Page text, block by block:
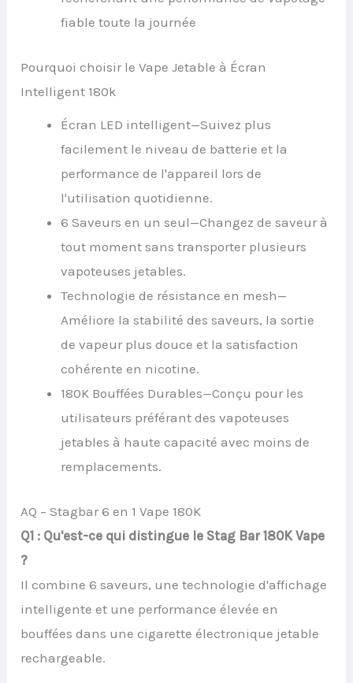
fiable toute la journée
Pourquoi choisir le Vape Jetable à Écran
Intelligent 180k
Écran LED intelligent—Suivez plus
facilement le niveau de batterie et la
performance de l'appareil lors de
l'utilisation quotidienne.
6 Saveurs en un seul—Changez de saveur à
tout moment sans transporter plusieurs
vapoteuses jetables.
Technologie de résistance en mesh—
Améliore la stabilité des saveurs, la sortie
de vapeur plus douce et la satisfaction
cohérente en nicotine.
180K Bouffées Durables—Conçu pour les
utilisateurs préférant des vapoteuses
jetables à haute capacité avec moins de
remplacements.
AQ – Stagbar 6 en 1 Vape 180K
Q1 : Qu'est-ce qui distingue le Stag Bar 180K Vape
?
Il combine 6 saveurs, une technologie d'affichage
intelligente et une performance élevée en
bouffées dans une cigarette électronique jetable
rechargeable.